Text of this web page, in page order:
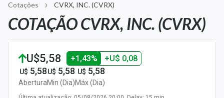
Newsletters
Money Trader
Anuncie
Últimas Notícias
Cotações CVRX, INC. (CVRX)
COTAÇÃO CVRX, INC. (CVRX)
U$5,58 +1,43% +U$ 0,08
U$ 5,58
Abertura
U$ 5,58
Min (Dia)
U$ 5,58
Máx (Dia)